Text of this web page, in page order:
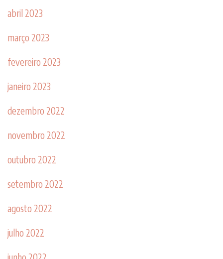
abril 2023
março 2023
fevereiro 2023
janeiro 2023
dezembro 2022
novembro 2022
outubro 2022
setembro 2022
agosto 2022
julho 2022